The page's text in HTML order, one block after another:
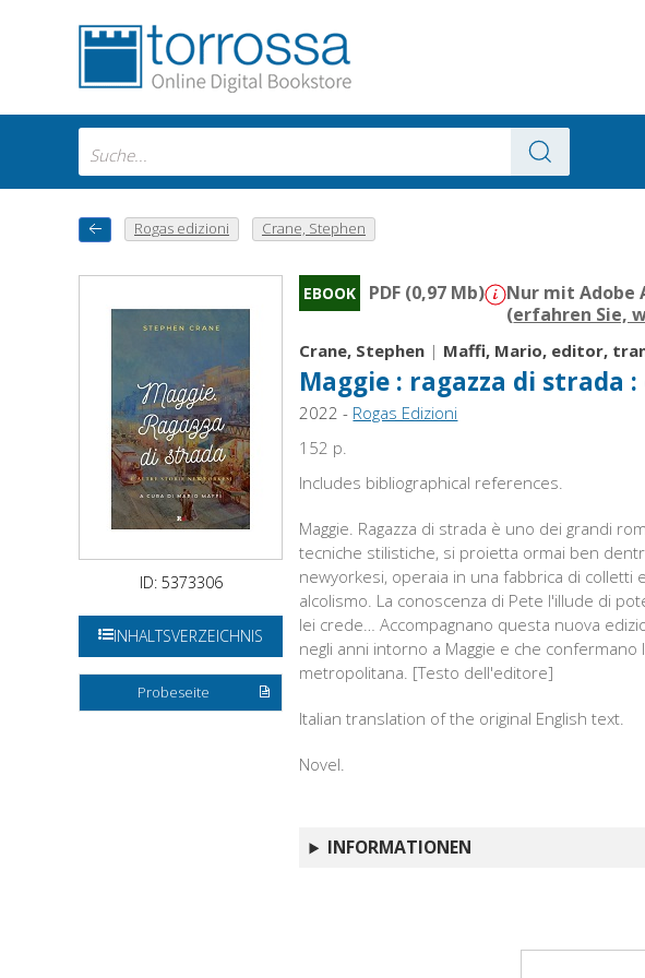
Rogas edizioni Crane, Stephen
ID: 5373306
INHALTSVERZEICHNIS
Probeseite
EBOOK PDF (0,97 Mb)
Nur mit Adobe
(erfahren Sie,
Crane, Stephen | Maffi, Mario, editor,
Maggie : ragazza di strada
2022 - Rogas Edizioni
152 p.
Includes bibliographical references.
Maggie. Ragazza di strada è uno dei grandi
tecniche stilistiche, si proietta ormai ben
newyorkesi, operaia in una fabbrica di
alcolismo. La conoscenza di Pete l'illude di
lei crede… Accompagnano questa nuova
negli anni intorno a Maggie e che
metropolitana. [Testo dell'editore]
Italian translation of the original English text.
Novel.
INFORMATIONEN